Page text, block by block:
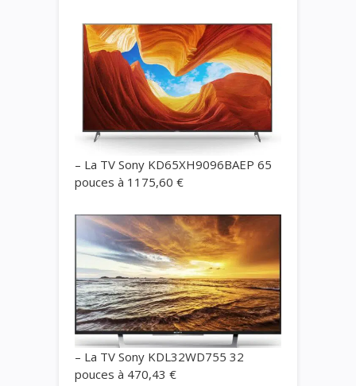
– La TV Sony KD65XH9096BAEP 65
pouces à 1175,60 €
– La TV Sony KDL32WD755 32
pouces à 470,43 €